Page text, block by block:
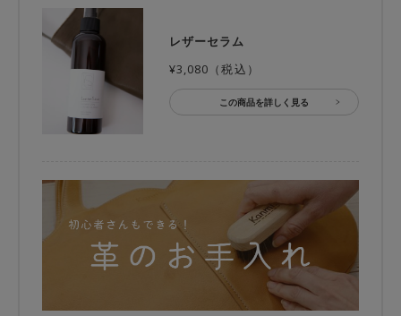
レザーセラム
¥3,080（税込）
この商品を詳しく見る